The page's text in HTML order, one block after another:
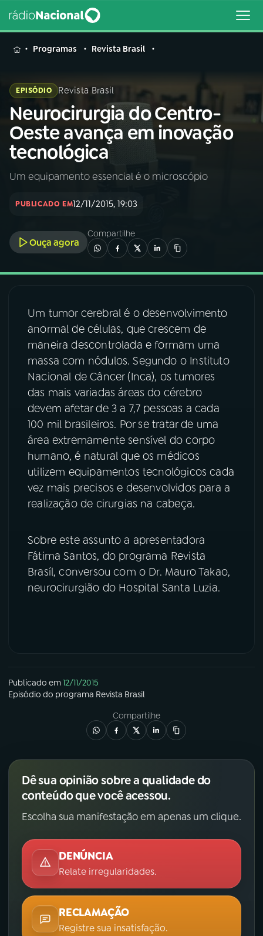
MENU
Buscar
na
Rádio
Nacional
Buscar
AO VIVO
02A RÁDIO
04PROGRAMAS
06VIDEOCASTS
07ÚLTIMAS
08 FESTIVAL DE MÚSICA
Instagram X
Programas Revista Brasil
EPISÓDIO Revista Brasil
Neurocirurgia do Centro-
Oeste avança em inovação
tecnológica
Um equipamento essencial é o microscópio
PUBLICADO EM12/11/2015, 19:03
Ouça agora
Compartilhe
Um tumor cerebral é o desenvolvimento
anormal de células, que crescem de
maneira descontrolada e formam uma
massa com nódulos. Segundo o Instituto
Nacional de Câncer (Inca), os tumores
das mais variadas áreas do cérebro
devem afetar de 3 a 7,7 pessoas a cada
100 mil brasileiros. Por se tratar de uma
área extremamente sensível do corpo
humano, é natural que os médicos
utilizem equipamentos tecnológicos cada
vez mais precisos e desenvolvidos para a
realização de cirurgias na cabeça.
Sobre este assunto a apresentadora
Fátima Santos, do programa Revista
Brasíl, conversou com o Dr. Mauro Takao,
neurocirurgião do Hospital Santa Luzia.
Publicado em12/11/2015
Episódio do programa Revista Brasil
Compartilhe
Dê sua opinião sobre a qualidade do
conteúdo que você acessou.
Escolha sua manifestação em apenas um clique.
DENÚNCIA
Relate irregularidades.
RECLAMAÇÃO
Registre sua insatisfação.